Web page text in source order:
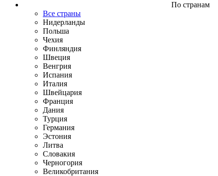
По странам
Все страны
Нидерланды
Польша
Чехия
Финляндия
Швеция
Венгрия
Испания
Италия
Швейцария
Франция
Дания
Турция
Германия
Эстония
Литва
Словакия
Черногория
Великобритания